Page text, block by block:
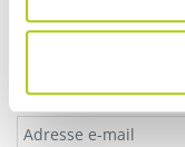
Adresse e-mail